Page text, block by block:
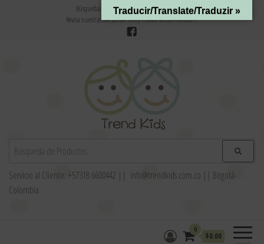
Búsquedas frecuentes:Bebé//Mama//Ofertas
Revisa nuestras ofertas del mes y nuevos lanzamientos!!!!
Trend Kids Tienda de ropa para bebés, niños y niñas
Servicio al Cliente: +57318 6600442 || info@trendkids.com.co || Bogotá-
Colombia
0
$0.00
Traducir/Translate/Traduzir »